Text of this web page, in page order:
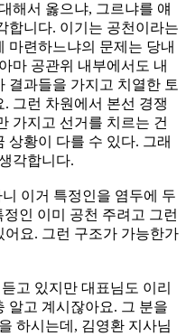
해서 옳으냐, 그르냐를 얘
합니다. 이기는 공천이라는
마련하느냐의 문제는 당내
마 공관위 내부에서도 내
결과들을 가지고 치열한 토
그런 차원에서 본선 경쟁
가지고 선거를 치르는 건
상황이 다를 수 있다. 그래
각합니다.
이거 특정인을 염두에 두
인 이미 공천 주려고 그런
어요. 그런 구조가 가능한가
고 있지만 대표님도 이리
알고 계시잖아요. 그 분을
하시는데, 김영환 지사님